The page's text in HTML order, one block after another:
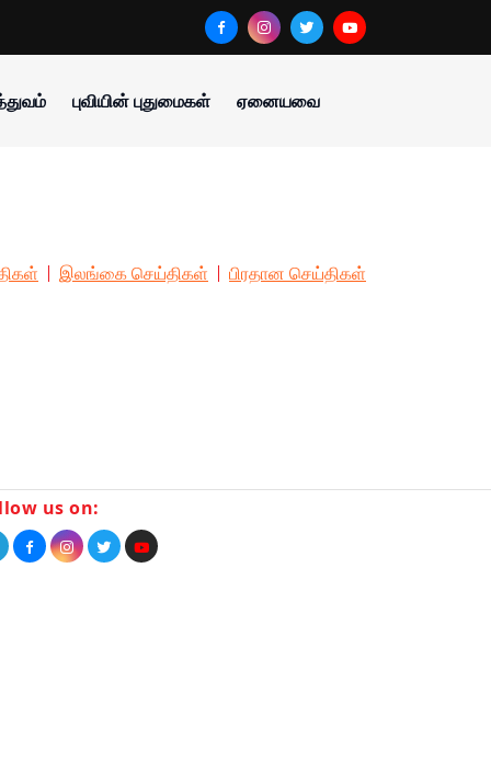
புவியின் புதுமைகள் ஏனையவை
இலங்கை செய்திகள் பிரதான செய்திகள்
us on: